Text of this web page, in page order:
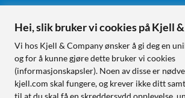
Følg oss
Handle fra:
Hei, slik bruker vi cookies på Kjell
Vi hos Kjell & Company ønsker å gi deg en
og for å kunne gjøre dette bruker vi cookies
(informasjonskapsler). Noen av disse er
kjell.com skal fungere, og krever ikke ditt
til at du skal få en skreddersydd opplevelse,